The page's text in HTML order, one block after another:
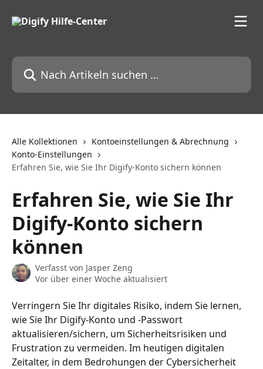
Nach Artikeln suchen …
Alle Kollektionen
Kontoeinstellungen & Abrechnung
Konto-Einstellungen
Erfahren Sie, wie Sie Ihr Digify-Konto sichern können
Erfahren Sie, wie Sie Ihr
Digify-Konto sichern
können
Verfasst von Jasper Zeng
Vor über einer Woche aktualisiert
Verringern Sie Ihr digitales Risiko, indem Sie lernen,
wie Sie Ihr Digify-Konto und -Passwort
aktualisieren/sichern, um Sicherheitsrisiken und
Frustration zu vermeiden. Im heutigen digitalen
Zeitalter, in dem Bedrohungen der Cybersicherheit